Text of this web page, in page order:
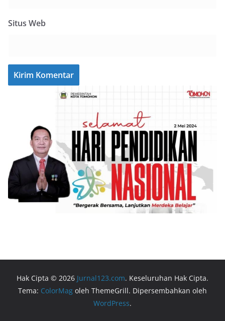
Situs Web
Hak Cipta © 2026 Jurnal123.com. Keseluruhan Hak Cipta.
Tema: ColorMag oleh ThemeGrill. Dipersembahkan oleh
WordPress.